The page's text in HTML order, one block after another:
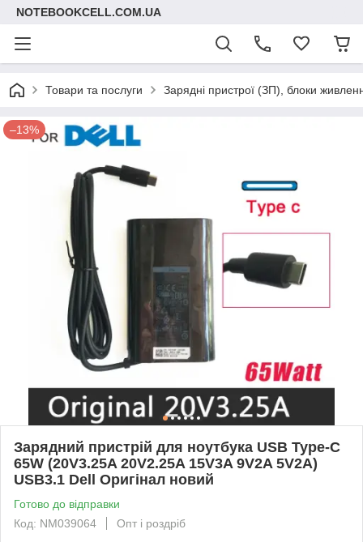
NOTEBOOKCELL.COM.UA
Товари та послуги Зарядні пристрої (ЗП), блоки
–13%
Зарядний пристрій для ноутбука USB Type-C
65W (20V3.25A 20V2.25A 15V3A 9V2A 5V2A)
USB3.1 Dell Оригінал новий
Готово до відправки
Код: NM039064
Опт і роздріб